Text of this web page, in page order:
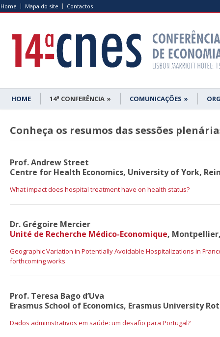
Home Mapa do site Contactos
HOME 14ª CONFERÊNCIA » COMUNICAÇÕES »
Conheça os resumos das sessões
Prof. Andrew Street
Centre for Health Economics, University of York,
What impact does hospital treatment have on health status?
Dr. Grégoire Mercier
Unité de Recherche Médico-Economique,
Geographic Variation in Potentially Avoidable Hospitalizations in
forthcoming works
Prof. Teresa Bago d’Uva
Erasmus School of Economics, Erasmus University
Dados administrativos em saúde: um desafio para Portugal?